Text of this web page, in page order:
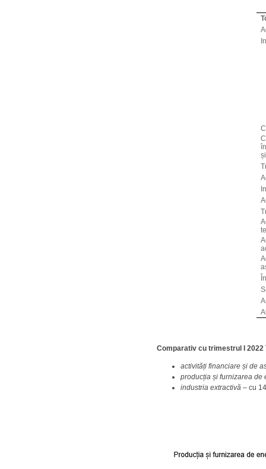
Comparativ cu trimestrul I 2022
activități financiare și de
producția și furnizarea de
industria extractivă – cu